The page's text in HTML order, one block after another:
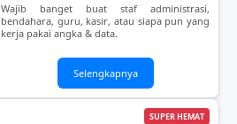
Wajib banget buat staf administrasi,
bendahara, guru, kasir, atau siapa pun yang
kerja pakai angka & data.
Selengkapnya
SUPER HEMAT